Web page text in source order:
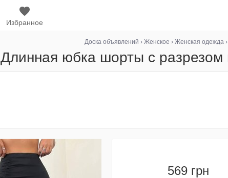
Избранное
Доска объявлений › Женское › Женская одежда ›
Длинная юбка шорты с разрезом
569 грн